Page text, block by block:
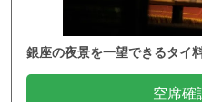
銀座の夜景を一望できるタイ
空席確